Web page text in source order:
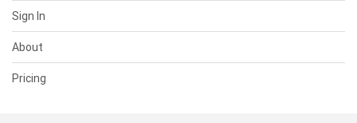
Sign In
About
Pricing